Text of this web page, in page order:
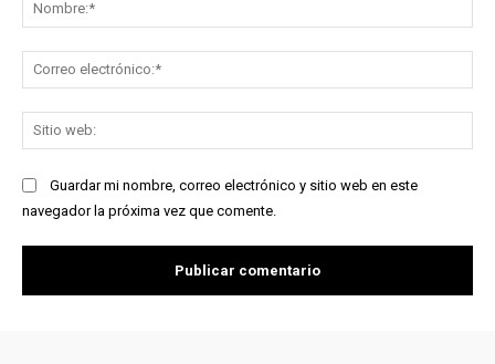
Guardar mi nombre, correo electrónico y sitio web en este
navegador la próxima vez que comente.